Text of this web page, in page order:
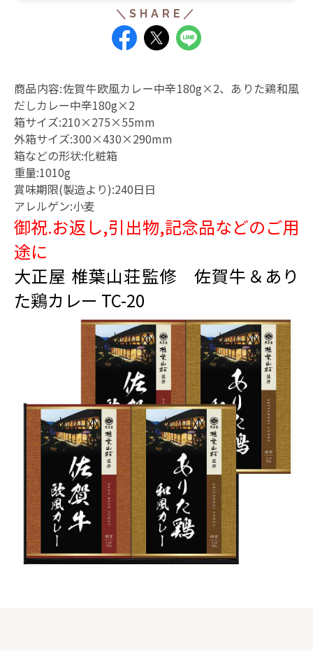
商品内容:佐賀牛欧風カレー中辛180g×2、ありた鶏和風
だしカレー中辛180g×2
箱サイズ:210×275×55mm
外箱サイズ:300×430×290mm
箱などの形状:化粧箱
重量:1010g
賞味期限(製造より):240日日
アレルゲン:小麦
御祝.お返し,引出物,記念品などのご用
途に
大正屋 椎葉山荘監修 佐賀牛＆あり
た鶏カレー TC-20